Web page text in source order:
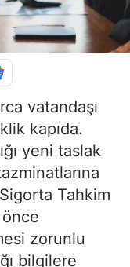
vatandaşı
kapıda.
yeni taslak
Tahkim
önce
zorunlu
bilgilere